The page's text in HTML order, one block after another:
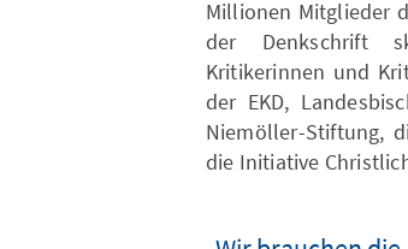
Millionen Mitglieder
der Denkschrift
Kritikerinnen und
der EKD,
Niemöller-Stiftung,
die Initiative